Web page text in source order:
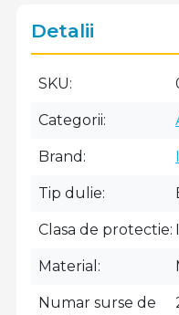
Detalii
SKU
Categorii
Brand
Tip dulie
Clasa de protectie
Material
Numar surse de